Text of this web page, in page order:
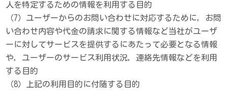
人を特定するための情報を利用する目的
（7）ユーザーからのお問い合わせに対応するために，お問
い合わせ内容や代金の請求に関する情報など当社がユーザ
ーに対してサービスを提供するにあたって必要となる情報
や，ユーザーのサービス利用状況，連絡先情報などを利用
する目的
（8）上記の利用目的に付随する目的